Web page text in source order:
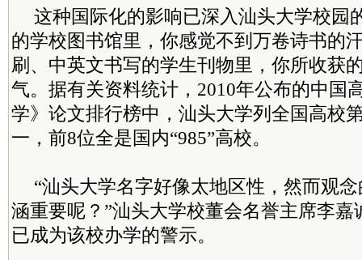
这种国际化的影响已深入汕头大学校园
的学校图书馆里，你感觉不到万卷诗书的
刷、中英文书写的学生刊物里，你所收获
气。据有关资料统计，2010年公布的中国
学》论文排行榜中，汕头大学列全国高校
一，前8位全是国内“985”高校。
“汕头大学名字好像太地区性，然而观
涵重要呢？”汕头大学校董会名誉主席李
已成为该校办学的警示。